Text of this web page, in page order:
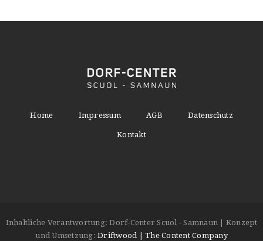
Home Impressum AGB Datenschutz
Kontakt
Inhaltliche Verantwortung: Dorf-Center Scuol - Samnaun | Konzept
und Umsetzung: Driftwood | The Content Company